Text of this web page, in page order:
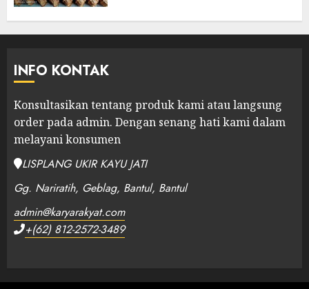
INFO KONTAK
Konsultasikan tentang produk kami atau langsung
order pada admin. Dengan senang hati kami dalam
melayani konsumen
LISPLANG UKIR KAYU JATI
Gg. Nariratih, Geblag, Bantul, Bantul
admin@karyarakyat.com
+(62) 812-2572-3489